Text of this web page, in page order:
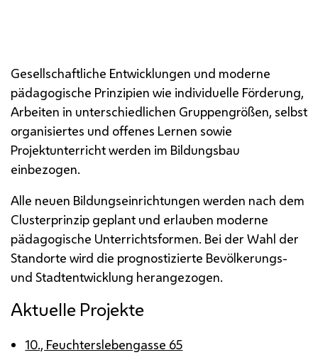
Gesellschaftliche Entwicklungen und moderne
pädagogische Prinzipien wie individuelle Förderung,
Arbeiten in unterschiedlichen Gruppengrößen, selbst
organisiertes und offenes Lernen sowie
Projektunterricht werden im Bildungsbau
einbezogen.
Alle neuen Bildungseinrichtungen werden nach dem
Clusterprinzip geplant und erlauben moderne
pädagogische Unterrichtsformen. Bei der Wahl der
Standorte wird die prognostizierte Bevölkerungs-
und Stadtentwicklung herangezogen.
Aktuelle Projekte
10., Feuchterslebengasse 65